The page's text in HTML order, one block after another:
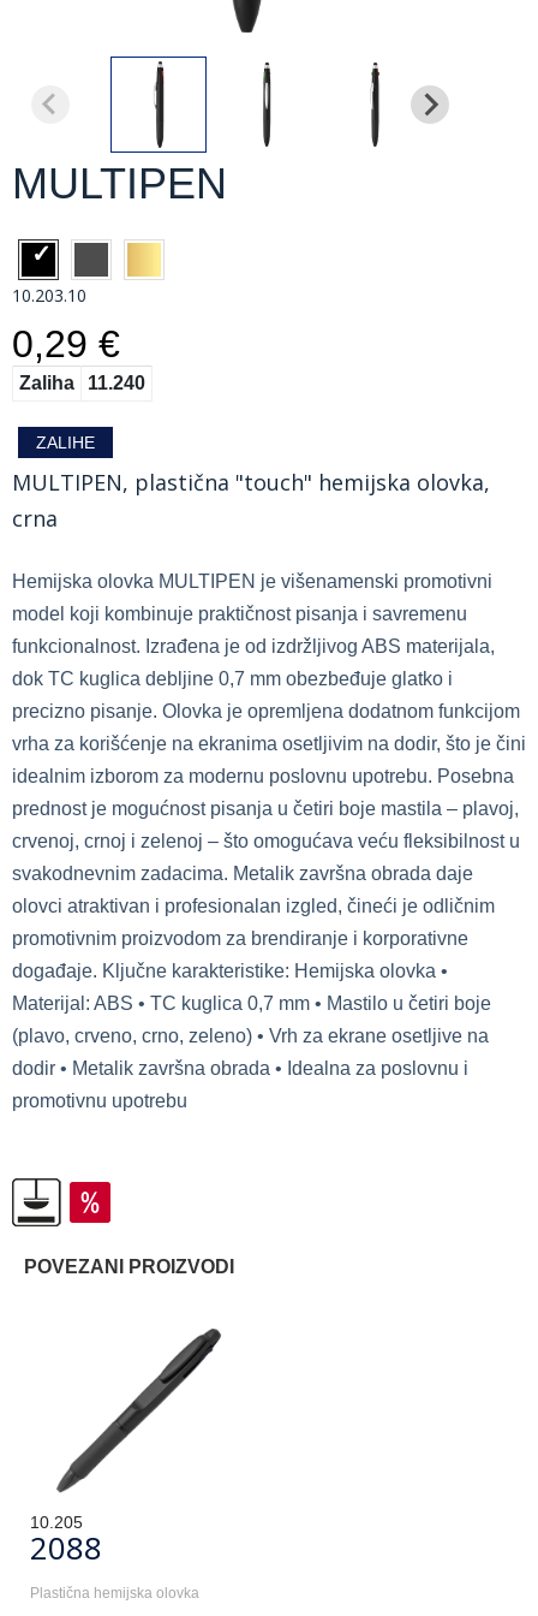
MULTIPEN
10.203.10
0,29 €
Zaliha 11.240
ZALIHE
MULTIPEN, plastična "touch" hemijska olovka,
crna
Hemijska olovka MULTIPEN je višenamenski promotivni
model koji kombinuje praktičnost pisanja i savremenu
funkcionalnost. Izrađena je od izdržljivog ABS materijala,
dok TC kuglica debljine 0,7 mm obezbeđuje glatko i
precizno pisanje. Olovka je opremljena dodatnom funkcijom
vrha za korišćenje na ekranima osetljivim na dodir, što je čini
idealnim izborom za modernu poslovnu upotrebu. Posebna
prednost je mogućnost pisanja u četiri boje mastila – plavoj,
crvenoj, crnoj i zelenoj – što omogućava veću fleksibilnost u
svakodnevnim zadacima. Metalik završna obrada daje
olovci atraktivan i profesionalan izgled, čineći je odličnim
promotivnim proizvodom za brendiranje i korporativne
događaje. Ključne karakteristike: Hemijska olovka •
Materijal: ABS • TC kuglica 0,7 mm • Mastilo u četiri boje
(plavo, crveno, crno, zeleno) • Vrh za ekrane osetljive na
dodir • Metalik završna obrada • Idealna za poslovnu i
promotivnu upotrebu
POVEZANI PROIZVODI
10.205
2088
Plastična hemijska olovka